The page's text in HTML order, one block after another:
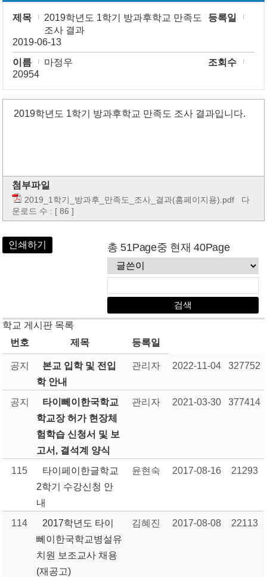
제목
2019학년도 1학기 방과후학교 만족도
조사 결과
등록일
2019-06-13
이름
마정우
조회수
20954
2019학년도 1학기 방과후학교 만족도 조사 결과입니다.
첨부파일
2019_1학기_방과후_만족도_조사_결과(홈페이지용).pdf 다
운로드 수 : [ 86 ]
인쇄하기 총 51Page중 현재 40Page
학교 게시판 목록
번호
제목 등록일
공지
본교 입학 및 전입
학 안내
관리자 2022-11-04 327752
공지
타이뻬이한국학교
학교장 허가 현장체
험학습 신청서 및 보
고서, 결석계 양식
관리자 2021-03-30 377414
115
타이페이한글학교
2학기 수강신청 안
내
윤현숙 2017-08-16 21293
114
2017학년도 타이
뻬이한국학교병설유
치원 보조교사 채용
(재공고)
김혜진 2017-08-08 22113